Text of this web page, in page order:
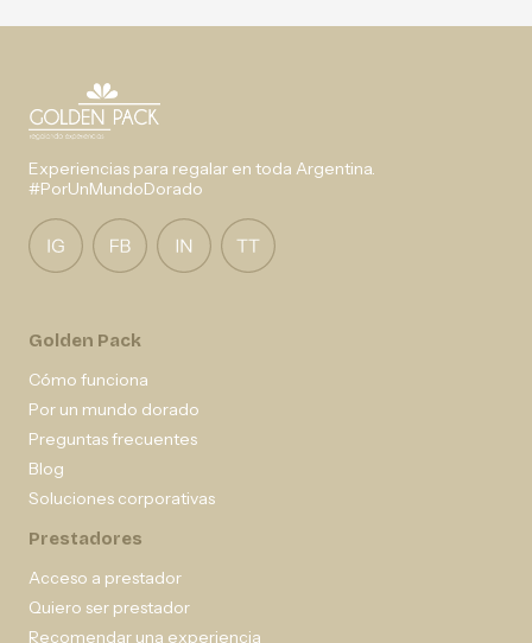
Experiencias para regalar en toda Argentina.
#PorUnMundoDorado
Golden Pack
Cómo funciona
Por un mundo dorado
Preguntas frecuentes
Blog
Soluciones corporativas
Prestadores
Acceso a prestador
Quiero ser prestador
Recomendar una experiencia